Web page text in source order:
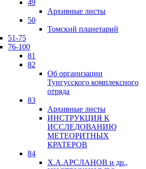
49
Архивные листы
50
Томский планетарий
51-75
76-100
81
82
Об организации
Тунгусского комплексного
отряда
83
Архивные листы
ИНСТРУКЦИЯ К
ИССЛЕДОВАНИЮ
МЕТЕОРИТНЫХ
КРАТЕРОВ
84
Х.А.АРСЛАНОВ и др.,